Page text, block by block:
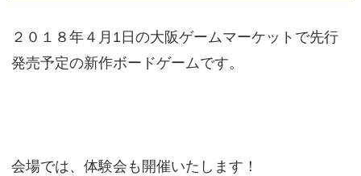
２０１８年４月1日の大阪ゲームマーケットで先行
発売予定の新作ボードゲームです。
会場では、体験会も開催いたします！